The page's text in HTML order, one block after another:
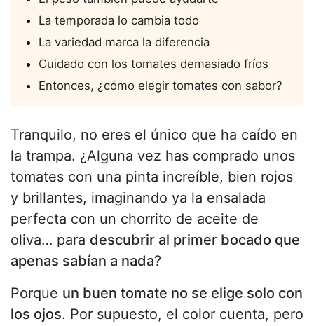
La temporada lo cambia todo
La variedad marca la diferencia
Cuidado con los tomates demasiado fríos
Entonces, ¿cómo elegir tomates con sabor?
Tranquilo, no eres el único que ha caído en
la trampa. ¿Alguna vez has comprado unos
tomates con una pinta increíble, bien rojos
y brillantes, imaginando ya la ensalada
perfecta con un chorrito de aceite de
oliva… para descubrir al primer bocado que
apenas sabían a nada?
Porque un buen tomate no se elige solo con
los ojos. Por supuesto, el color cuenta, pero